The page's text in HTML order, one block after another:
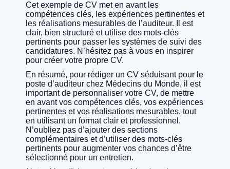
Cet exemple de CV met en avant les
compétences clés, les expériences pertinentes et
les réalisations mesurables de l’auditeur. Il est
clair, bien structuré et utilise des mots-clés
pertinents pour passer les systèmes de suivi des
candidatures. N’hésitez pas à vous en inspirer
pour créer votre propre CV.
En résumé, pour rédiger un CV séduisant pour le
poste d’auditeur chez Médecins du Monde, il est
important de personnaliser votre CV, de mettre
en avant vos compétences clés, vos expériences
pertinentes et vos réalisations mesurables, tout
en utilisant un format clair et professionnel.
N’oubliez pas d’ajouter des sections
complémentaires et d’utiliser des mots-clés
pertinents pour augmenter vos chances d’être
sélectionné pour un entretien.